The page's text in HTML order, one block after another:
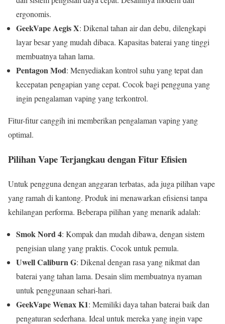
ergonomis.
GeekVape Aegis X: Dikenal tahan air dan debu, dilengkapi
layar besar yang mudah dibaca. Kapasitas baterai yang tinggi
membuatnya tahan lama.
Pentagon Mod: Menyediakan kontrol suhu yang tepat dan
kecepatan pengapian yang cepat. Cocok bagi pengguna yang
ingin pengalaman vaping yang terkontrol.
Fitur-fitur canggih ini memberikan pengalaman vaping yang
optimal.
Pilihan Vape Terjangkau dengan Fitur Efisien
Untuk pengguna dengan anggaran terbatas, ada juga pilihan vape
yang ramah di kantong. Produk ini menawarkan efisiensi tanpa
kehilangan performa. Beberapa pilihan yang menarik adalah:
Smok Nord 4: Kompak dan mudah dibawa, dengan sistem
pengisian ulang yang praktis. Cocok untuk pemula.
Uwell Caliburn G: Dikenal dengan rasa yang nikmat dan
baterai yang tahan lama. Desain slim membuatnya nyaman
untuk penggunaan sehari-hari.
GeekVape Wenax K1: Memiliki daya tahan baterai baik dan
pengaturan sederhana. Ideal untuk mereka yang ingin vape